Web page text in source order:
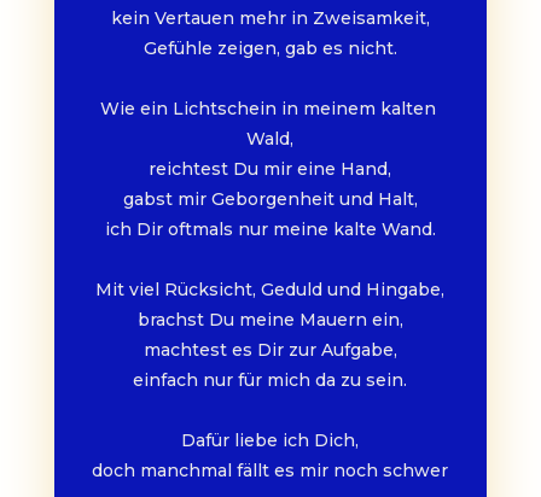
kein Vertauen mehr in Zweisamkeit,
Gefühle zeigen, gab es nicht.
Wie ein Lichtschein in meinem kalten
Wald,
reichtest Du mir eine Hand,
gabst mir Geborgenheit und Halt,
ich Dir oftmals nur meine kalte Wand.
Mit viel Rücksicht, Geduld und Hingabe,
brachst Du meine Mauern ein,
machtest es Dir zur Aufgabe,
einfach nur für mich da zu sein.
Dafür liebe ich Dich,
doch manchmal fällt es mir noch schwer